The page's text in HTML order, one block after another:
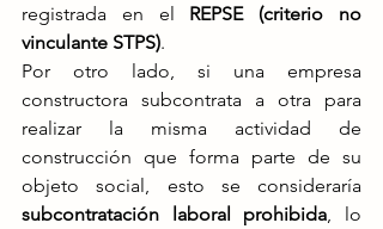
registrada en el REPSE (criterio no
vinculante STPS)​.
Por otro lado, si una empresa
constructora subcontrata a otra para
realizar la misma actividad de
construcción que forma parte de su
subcontratación laboral prohibida , lo